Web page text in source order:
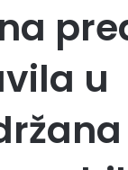
u